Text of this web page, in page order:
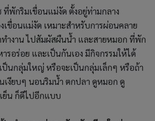
ที่พักริมเขื่อนแม่งัด ตั้งอยู่ท่ามกลาง
เขื่อนแม่งัด เหมาะสำหรับการผ่อนคลาย
ทำงาน ไปสัมผัสผืนน้ำ และสายหมอก ที่พัก
รอร่อย และเป็นกันเอง มีกิจกรรมให้ได้
ป็นกลุ่มใหญ่ หรือจะเป็นกลุ่มเล็กๆ หรือถ้า
เงียบๆ นอนริมน้ำ ตกปลา ดูหมอก ดู
ย็น ก็ดีไปอีกแบบ